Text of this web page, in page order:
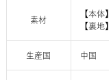
素材
【本
【裏
生産国 中国